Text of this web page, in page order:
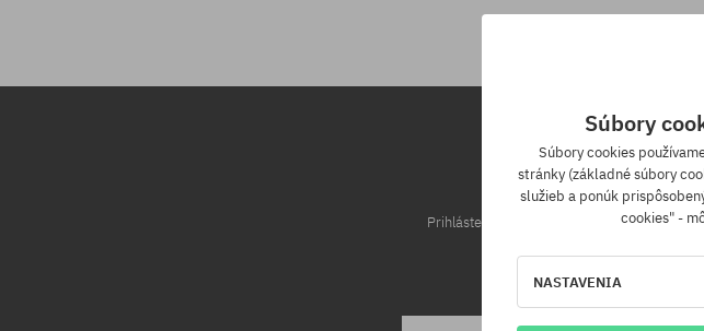
Prihláste sa na odber nášho newsletteru a
Súbory
Súbory cookies
stránky (základné súbory
služieb a ponúk
cookies" -
NASTAVENIA